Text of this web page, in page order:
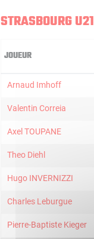
STRASBOURG U21
JOUEUR
Arnaud Imhoff
Valentin Correia
Axel TOUPANE
Theo Diehl
Hugo INVERNIZZI
Charles Leburgue
Pierre-Baptiste Kieger